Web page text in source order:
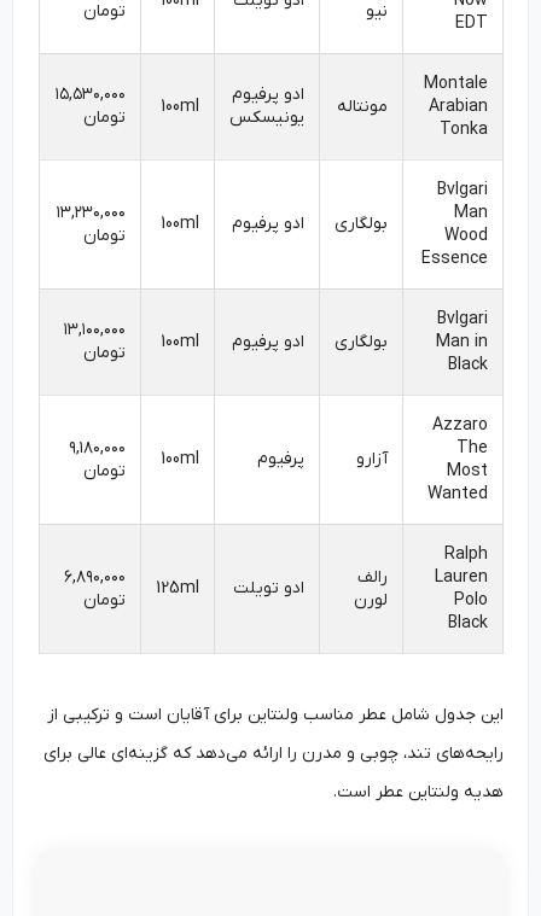
تومان
Montale
Arabian
Tonka
مونتاله
ادو پرفیوم
یونیسکس
100ml
۱۵,۵۳۰,۰۰۰
تومان
Bvlgari
Wood
Essence
بولگاری ادو پرفیوم 100ml
۱۳,۲۳۰,۰۰۰
تومان
Bvlgari
Man in
Black
بولگاری ادو پرفیوم 100ml
۱۳,۱۰۰,۰۰۰
تومان
Azzaro
Most
Wanted
پرفیوم 100ml
۹,۱۸۰,۰۰۰
تومان
Ralph
Lauren
Black
ادو تویلت 125ml
۶,۸۹۰,۰۰۰
تومان
این جدول شامل عطر مناسب ولنتاین برای آقایان است و ترکیبی از
رایحه‌های تند، چوبی و مدرن را ارائه می‌دهد که گزینه‌ای عالی برای
هدیه ولنتاین عطر است.